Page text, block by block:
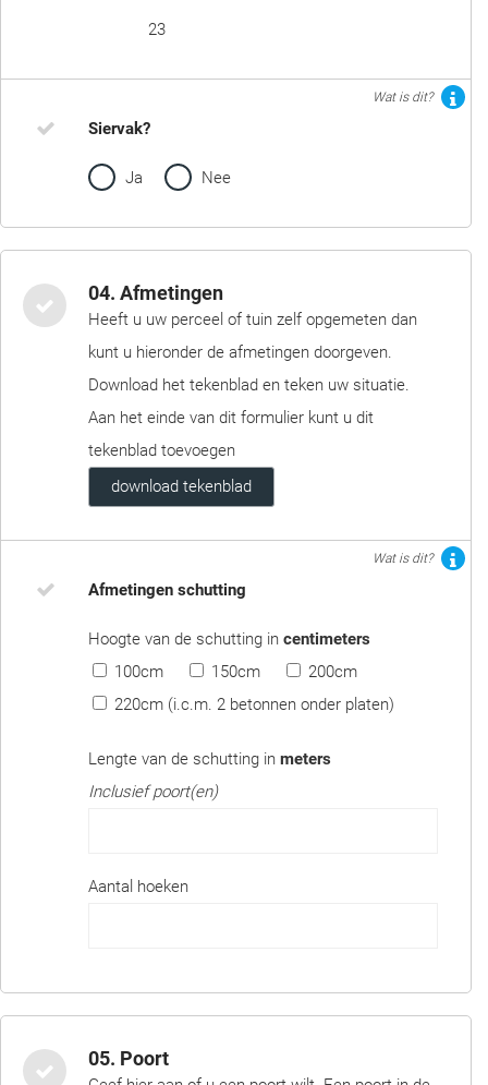
23
Wat is dit?
Siervak?
Ja Nee
04. Afmetingen
Heeft u uw perceel of tuin zelf opgemeten dan
kunt u hieronder de afmetingen doorgeven.
Download het tekenblad en teken uw situatie.
Aan het einde van dit formulier kunt u dit
tekenblad toevoegen
download tekenblad
Wat is dit?
Afmetingen schutting
Hoogte van de schutting in centimeters
100cm
150cm
200cm
220cm (i.c.m. 2 betonnen onder platen)
Lengte van de schutting in meters
Inclusief poort(en)
Aantal hoeken
05. Poort